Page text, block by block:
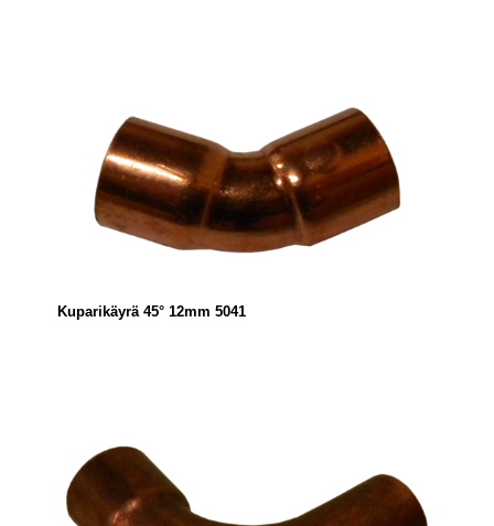
Kuparikäyrä 45° 12mm 5041